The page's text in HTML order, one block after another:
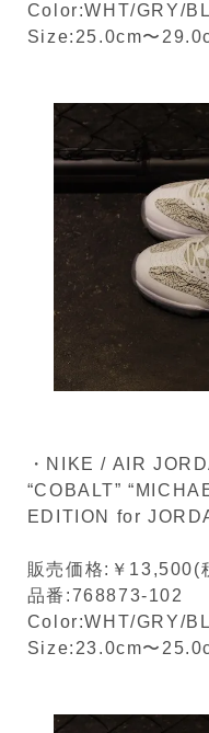
Color:WHT/GRY/
Size:25.0cm〜
・NIKE / AIR
“COBALT”
EDITION for
販売価格:￥13,500(
品番:768873-102
Color:WHT/GRY/
Size:23.0cm〜